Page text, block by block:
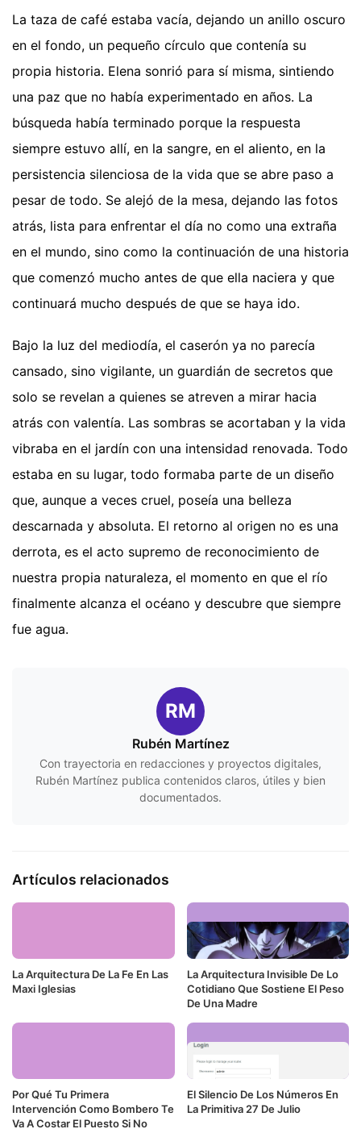
La taza de café estaba vacía, dejando un anillo oscuro
en el fondo, un pequeño círculo que contenía su
propia historia. Elena sonrió para sí misma, sintiendo
una paz que no había experimentado en años. La
búsqueda había terminado porque la respuesta
siempre estuvo allí, en la sangre, en el aliento, en la
persistencia silenciosa de la vida que se abre paso a
pesar de todo. Se alejó de la mesa, dejando las fotos
atrás, lista para enfrentar el día no como una extraña
en el mundo, sino como la continuación de una historia
que comenzó mucho antes de que ella naciera y que
continuará mucho después de que se haya ido.
Bajo la luz del mediodía, el caserón ya no parecía
cansado, sino vigilante, un guardián de secretos que
solo se revelan a quienes se atreven a mirar hacia
atrás con valentía. Las sombras se acortaban y la vida
vibraba en el jardín con una intensidad renovada. Todo
estaba en su lugar, todo formaba parte de un diseño
que, aunque a veces cruel, poseía una belleza
descarnada y absoluta. El retorno al origen no es una
derrota, es el acto supremo de reconocimiento de
nuestra propia naturaleza, el momento en que el río
finalmente alcanza el océano y descubre que siempre
fue agua.
RM
Rubén Martínez
Con trayectoria en redacciones y proyectos digitales,
Rubén Martínez publica contenidos claros, útiles y bien
documentados.
Artículos relacionados
La Arquitectura De La Fe En Las
Maxi Iglesias
La Arquitectura Invisible De Lo
Cotidiano Que Sostiene El Peso
De Una Madre
Por Qué Tu Primera
Intervención Como Bombero Te
Va A Costar El Puesto Si No
El Silencio De Los Números En
La Primitiva 27 De Julio